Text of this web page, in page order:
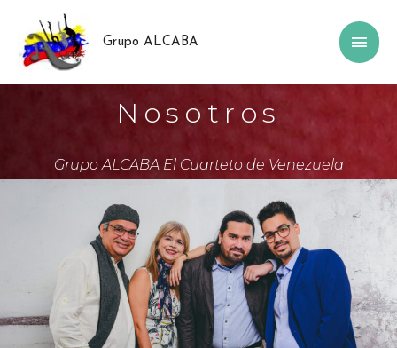
Grupo ALCABA
Nosotros
Grupo ALCABA El Cuarteto de Venezuela